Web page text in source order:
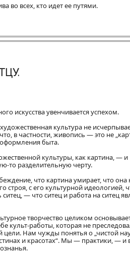
во всех, кто идет ее путями.
искусства увенчивается успехом.
культура не
в частности, живопись — это не
быта.
культуры, как картина, — и
то разделительную черту.
что картина умирает, что она
строя, с его культурной идеологией,
ситец, — что ситец и работа на ситец
творчество целиком
культ-работы, которая не
Нам чужды понятья о „чистой
и красотах“. Мы — практики, — и